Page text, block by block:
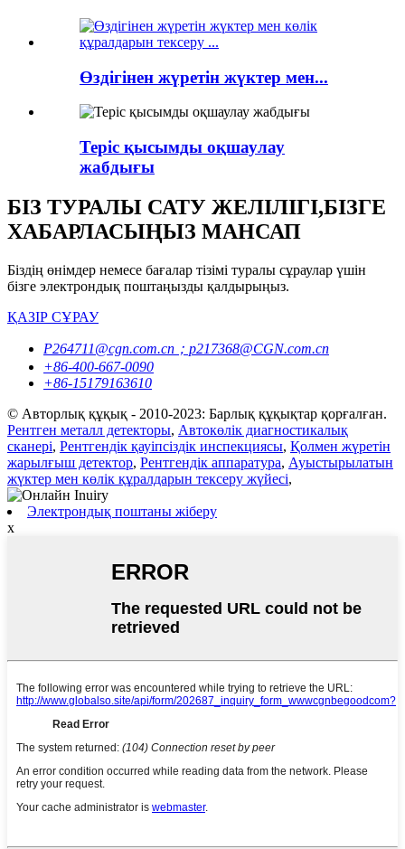
Өздігінен жүретін жүктер мен...
Теріс қысымды оқшаулау
жабдығы
БІЗ ТУРАЛЫ САТУ ЖЕЛІЛІГІ,БІЗГЕ
ХАБАРЛАСЫҢЫЗ МАНСАП
Біздің өнімдер немесе бағалар тізімі туралы сұраулар үшін
бізге электрондық поштаңызды қалдырыңыз.
ҚАЗІР СҰРАУ
P264711@cgn.com.cn；p217368@CGN.com.cn
+86-400-667-0090
+86-15179163610
© Авторлық құқық - 2010-2023: Барлық құқықтар қорғалған.
Рентген металл детекторы, Автокөлік диагностикалық
сканері, Рентгендік қауіпсіздік инспекциясы, Қолмен жүретін
жарылғыш детектор, Рентгендік аппаратура, Ауыстырылатын
жүктер мен көлік құралдарын тексеру жүйесі,
Электрондық поштаны жіберу
x